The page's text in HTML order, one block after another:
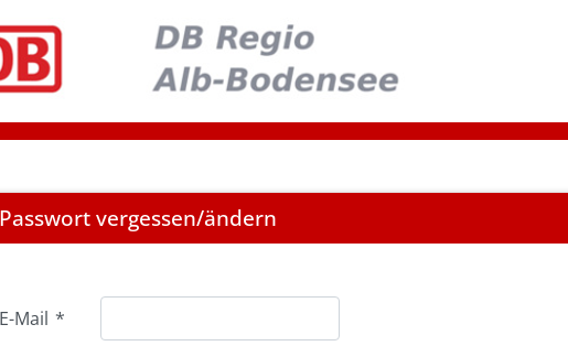
Passwort vergessen/ändern
E-Mail *